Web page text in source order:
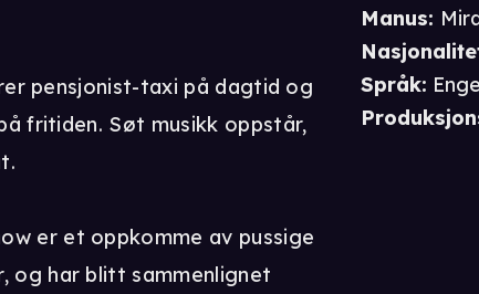
Manus:
Språk:
pensjonist-taxi på dagtid og
fritiden. Søt musikk oppstår,
er et oppkomme av pussige
og har blitt sammenlignet